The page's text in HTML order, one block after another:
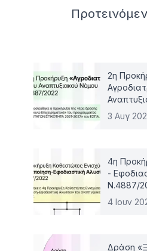
2η
4887/
3 Αυγ
4η
-
Ν.4887/
4 Ιουν
Δράση